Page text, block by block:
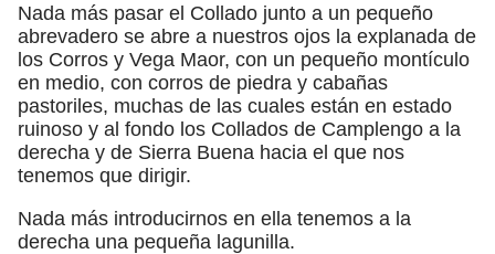
Nada más pasar el Collado junto a un pequeño
abrevadero se abre a nuestros ojos la explanada de
los Corros y Vega Maor, con un pequeño montículo
en medio, con corros de piedra y cabañas
pastoriles, muchas de las cuales están en estado
ruinoso y al fondo los Collados de Camplengo a la
derecha y de Sierra Buena hacia el que nos
tenemos que dirigir.
Nada más introducirnos en ella tenemos a la
derecha una pequeña lagunilla.